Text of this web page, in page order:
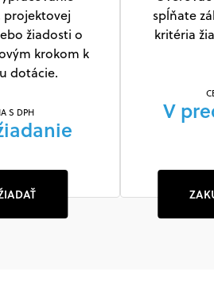
projektovej
žiadosti o
krokom k
dotácie.
S DPH
spĺňate
kritéria
V